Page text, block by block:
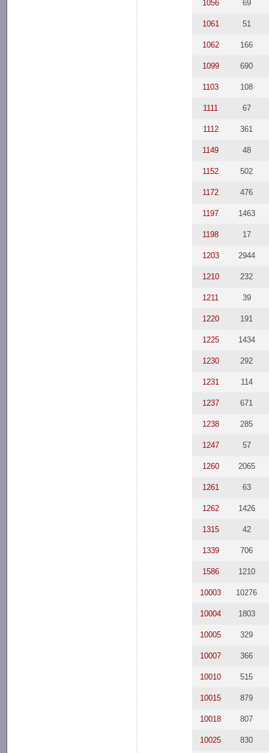
1056 69
1061 51
1062 166
1099 690
1103 108
1111 67
1112 361
1149 48
1152 502
1172 476
1197 1463
1198 17
1203 2944
1210 232
1211 39
1220 191
1225 1434
1230 292
1231 114
1237 671
1238 285
1247 57
1260 2065
1261 63
1262 1426
1315 42
1339 706
1586 1210
10003 10276
10004 1803
10005 329
10007 366
10010 515
10015 879
10018 807
10025 830